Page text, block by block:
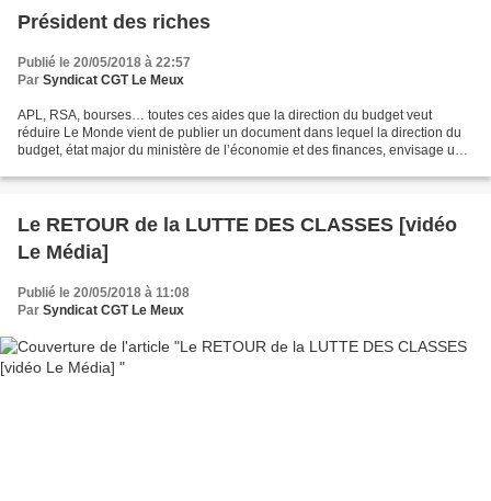
Président des riches
Publié le 20/05/2018 à 22:57
Par Syndicat CGT Le Meux
APL, RSA, bourses… toutes ces aides que la direction du budget veut
réduire Le Monde vient de publier un document dans lequel la direction du
budget, état major du ministère de l’économie et des finances, envisage une
Le RETOUR de la LUTTE DES CLASSES [vidéo
Le Média]
Publié le 20/05/2018 à 11:08
Par Syndicat CGT Le Meux